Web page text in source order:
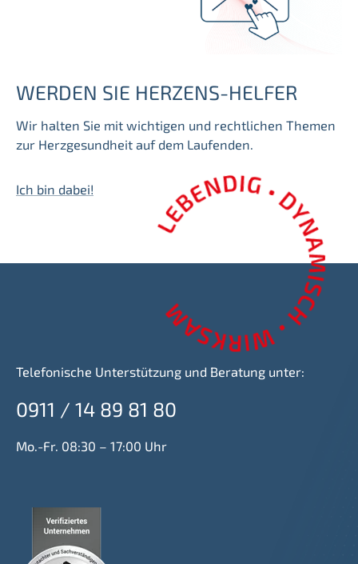
WERDEN SIE HERZENS-HELFER
Wir halten Sie mit wichtigen und rechtlichen Themen
zur Herzgesundheit auf dem Laufenden.
Ich bin dabei!
Telefonische Unterstützung und Beratung unter:
0911 / 14 89 81 80
Mo.-Fr. 08:30 – 17:00 Uhr